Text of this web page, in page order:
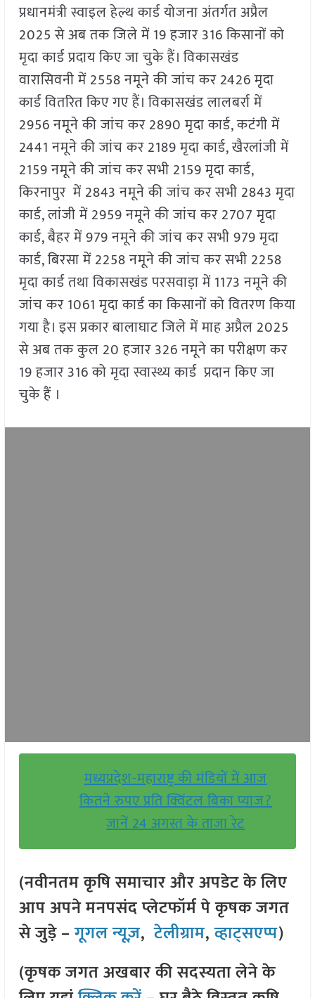
प्रधानमंत्री स्वाइल हेल्थ कार्ड योजना अंतर्गत अप्रैल
2025 से अब तक जिले में 19 हजार 316 किसानों को
मृदा कार्ड प्रदाय किए जा चुके हैं। विकासखंड
वारासिवनी में 2558 नमूने की जांच कर 2426 मृदा
कार्ड वितरित किए गए हैं। विकासखंड लालबर्रा में
2956 नमूने की जांच कर 2890 मृदा कार्ड, कटंगी में
2441 नमूने की जांच कर 2189 मृदा कार्ड, खैरलांजी में
2159 नमूने की जांच कर सभी 2159 मृदा कार्ड,
किरनापुर में 2843 नमूने की जांच कर सभी 2843 मृदा
कार्ड, लांजी में 2959 नमूने की जांच कर 2707 मृदा
कार्ड, बैहर में 979 नमूने की जांच कर सभी 979 मृदा
कार्ड, बिरसा में 2258 नमूने की जांच कर सभी 2258
मृदा कार्ड तथा विकासखंड परसवाड़ा में 1173 नमूने की
जांच कर 1061 मृदा कार्ड का किसानों को वितरण किया
गया है। इस प्रकार बालाघाट जिले में माह अप्रैल 2025
से अब तक कुल 20 हजार 326 नमूने का परीक्षण कर
19 हजार 316 को मृदा स्वास्थ्य कार्ड प्रदान किए जा
चुके हैं ।
मध्यप्रदेश-महाराष्ट्र की मंडियों में आज
कितने रुपए प्रति क्विंटल बिका प्याज?
जानें 24 अगस्त के ताजा रेट
(नवीनतम कृषि समाचार और अपडेट के लिए
आप अपने मनपसंद प्लेटफॉर्म पे कृषक जगत
से जुड़े –गूगल न्यूज़,टेलीग्राम,व्हाट्सएप्प)
(कृषक जगत अखबार की सदस्यता लेने के